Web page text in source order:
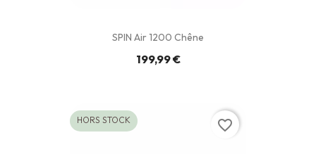
SPIN Air 1200 Chêne
199,99 €
HORS STOCK favorite_border